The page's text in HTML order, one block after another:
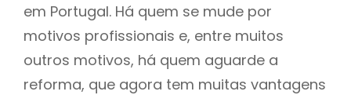
em Portugal. Há quem se mude por
motivos profissionais e, entre muitos
outros motivos, há quem aguarde a
reforma, que agora tem muitas vantagens